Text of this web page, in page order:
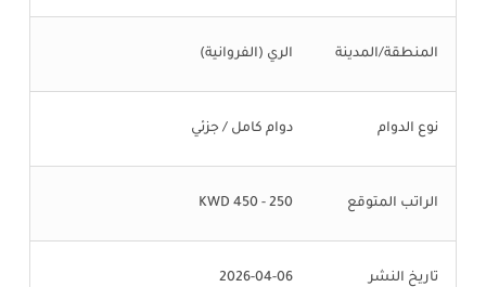
المنطقة/المدينة الري (الفروانية)
نوع الدوام دوام كامل / جزئي
الراتب المتوقع 250 - 450 KWD
تاريخ النشر 2026-04-06